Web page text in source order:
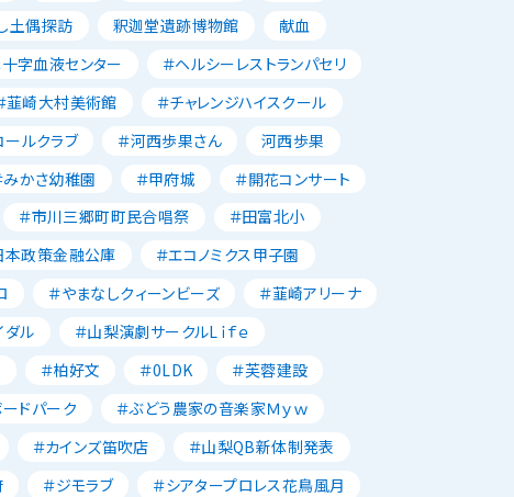
土偶探訪 釈迦堂遺跡博物館
献血
字血液センター
＃ヘルシーレストランパセリ
韮崎大村美術館
＃チャレンジハイスクール
ールクラブ ＃河西歩果さん
河西歩果
みかさ幼稚園 ＃甲府城
＃開花コンサート
＃市川三郷町町民合唱祭
＃田富北小
本政策金融公庫
＃エコノミクス甲子園
＃やまなしクィーンビーズ
＃韮崎アリーナ
ダル
＃山梨演劇サークルLｉｆｅ
＃柏好文 ＃0LDK
＃芙蓉建設
ドパーク
＃ぶどう農家の音楽家Ｍｙｗ
＃カインズ笛吹店
＃山梨QB新体制発表
＃ジモラブ
＃シアタープロレス花鳥風月